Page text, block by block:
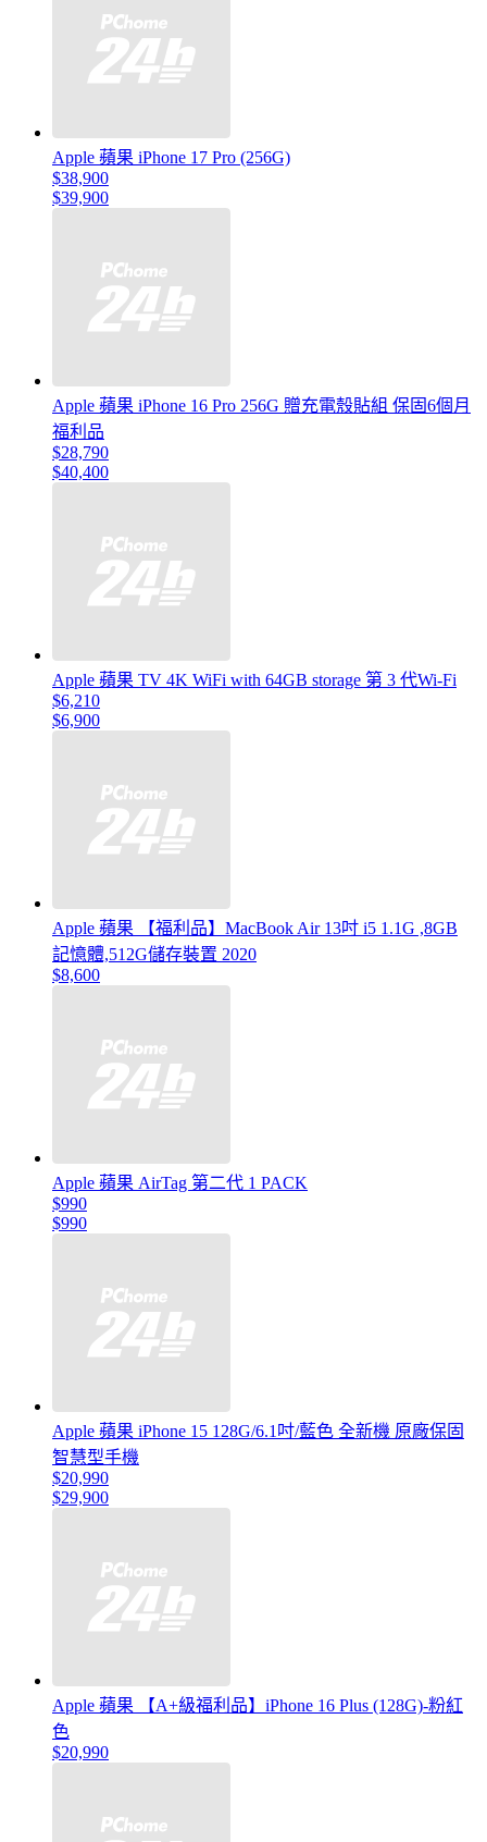
Apple 蘋果 iPhone 17 Pro (256G)
$38,900
$39,900
Apple 蘋果 iPhone 16 Pro 256G 贈充電殼貼組 保固6個月
福利品
$28,790
$40,400
Apple 蘋果 TV 4K WiFi with 64GB storage 第 3 代Wi-Fi
$6,210
$6,900
Apple 蘋果 【福利品】MacBook Air 13吋 i5 1.1G ,8GB
記憶體,512G儲存裝置 2020
$8,600
Apple 蘋果 AirTag 第二代 1 PACK
$990
$990
Apple 蘋果 iPhone 15 128G/6.1吋/藍色 全新機 原廠保固
智慧型手機
$20,990
$29,900
Apple 蘋果 【A+級福利品】iPhone 16 Plus (128G)-粉紅
色
$20,990